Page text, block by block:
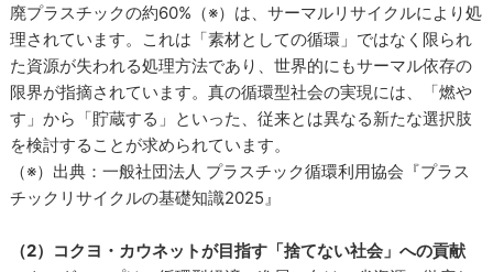
廃プラスチックの約60%（※）は、サーマルリサイクルにより処
理されています。これは「素材としての循環」ではなく限られ
た資源が失われる処理方法であり、世界的にもサーマル依存の
限界が指摘されています。真の循環型社会の実現には、「燃や
す」から「貯蔵する」といった、従来とは異なる新たな選択肢
を検討することが求められています。
（※）出典：一般社団法人 プラスチック循環利用協会『プラス
チックリサイクルの基礎知識2025』
（2）コクヨ・カウネットが目指す「捨てない社会」への貢献